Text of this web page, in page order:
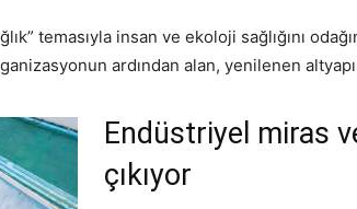
temasıyla insan ve ekoloji sağlığını
ardından alan, yenilenen
Endüstriyel miras
çıkıyor